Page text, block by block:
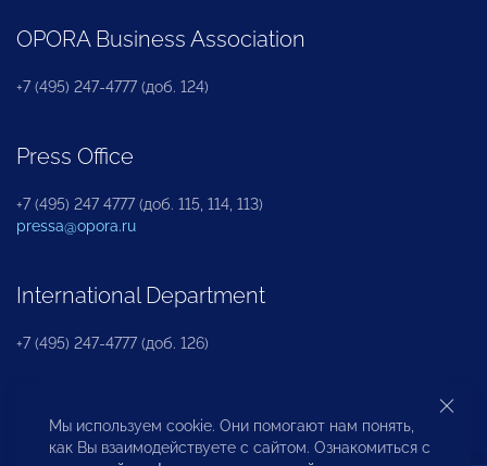
OPORA Business Association
+7 (495) 247-4777 (доб. 124)
Press Office
+7 (495) 247 4777 (доб. 115, 114, 113)
pressa@opora.ru
International Department
+7 (495) 247-4777 (доб. 126)
Business and Investment Rights Protection
Department
Мы используем cookie. Они помогают нам понять,
как Вы взаимодействуете с сайтом. Ознакомиться с